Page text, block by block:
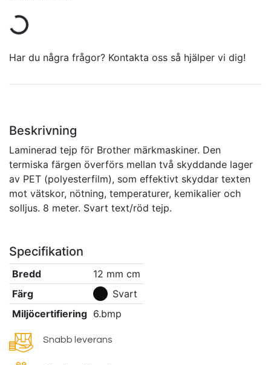
Har du några frågor? Kontakta oss så hjälper vi dig!
Beskrivning
Laminerad tejp för Brother märkmaskiner. Den
termiska färgen överförs mellan två skyddande lager
av PET (polyesterfilm), som effektivt skyddar texten
mot vätskor, nötning, temperaturer, kemikalier och
solljus. 8 meter. Svart text/röd tejp.
Specifikation
Bredd 12 mm cm
Färg
Svart
Miljöcertifiering 6.bmp
Snabb leverans